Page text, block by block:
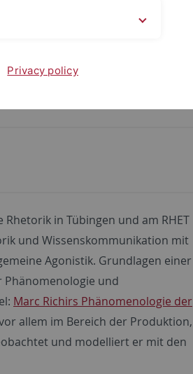
nach Vereinbarung per E-Mail
in Tübingen und am RHET
und Wissenskommunikation mit
Agonistik. Grundlagen einer
und
Marc Richirs Phänomenologie der
allem im Bereich der Produktion,
und modelliert er mit den
Privacy policy